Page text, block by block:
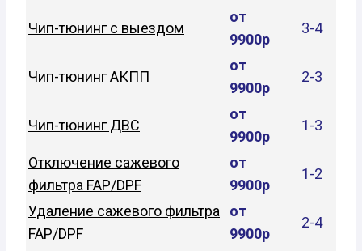
Чип-тюнинг с выездом
от
9900р
3-4
Чип-тюнинг АКПП
от
9900р
2-3
Чип-тюнинг ДВС
от
9900р
1-3
Отключение сажевого
фильтра FAP/DPF
от
9900р
1-2
Удаление сажевого фильтра
FAP/DPF
от
9900р
2-4